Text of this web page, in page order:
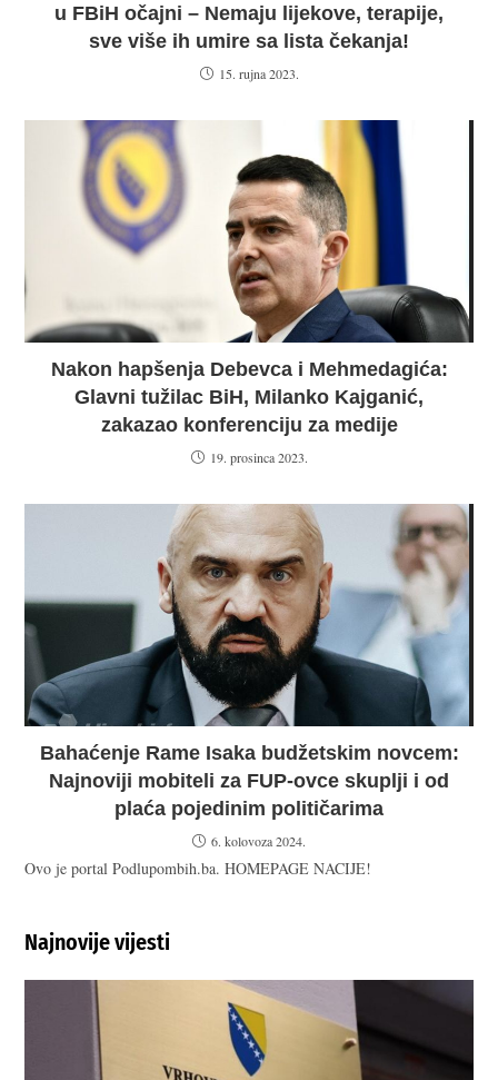
u FBiH očajni – Nemaju lijekove, terapije,
sve više ih umire sa lista čekanja!
15. rujna 2023.
Nakon hapšenja Debevca i Mehmedagića:
Glavni tužilac BiH, Milanko Kajganić,
zakazao konferenciju za medije
19. prosinca 2023.
Bahaćenje Rame Isaka budžetskim novcem:
Najnoviji mobiteli za FUP-ovce skuplji i od
plaća pojedinim političarima
6. kolovoza 2024.
Ovo je portal Podlupombih.ba. HOMEPAGE NACIJE!
Najnovije vijesti